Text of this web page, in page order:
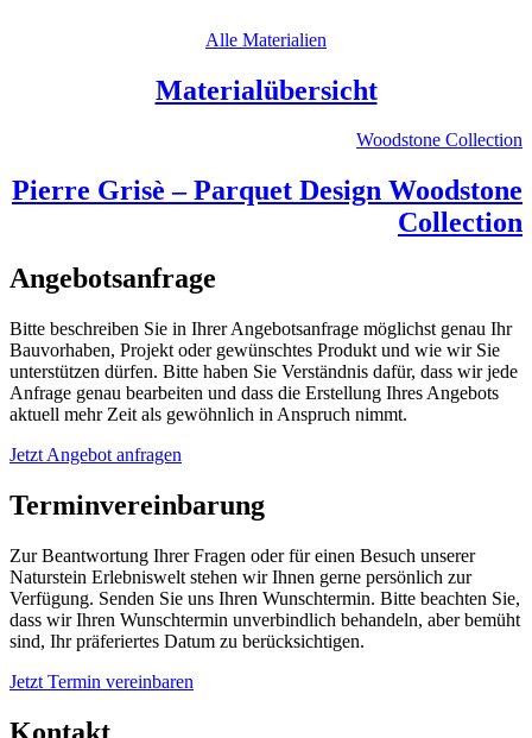
Alle Materialien
Materialübersicht
Woodstone Collection
Pierre Grisè – Parquet Design Woodstone
Collection
Angebotsanfrage
Bitte beschreiben Sie in Ihrer Angebotsanfrage möglichst genau Ihr
Bauvorhaben, Projekt oder gewünschtes Produkt und wie wir Sie
unterstützen dürfen. Bitte haben Sie Verständnis dafür, dass wir jede
Anfrage genau bearbeiten und dass die Erstellung Ihres Angebots
aktuell mehr Zeit als gewöhnlich in Anspruch nimmt.
Jetzt Angebot anfragen
Terminvereinbarung
Zur Beantwortung Ihrer Fragen oder für einen Besuch unserer
Naturstein Erlebniswelt stehen wir Ihnen gerne persönlich zur
Verfügung. Senden Sie uns Ihren Wunschtermin. Bitte beachten Sie,
dass wir Ihren Wunschtermin unverbindlich behandeln, aber bemüht
sind, Ihr präferiertes Datum zu berücksichtigen.
Jetzt Termin vereinbaren